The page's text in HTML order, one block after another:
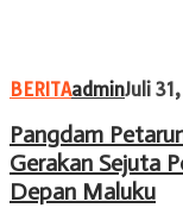
BERITAadminJuli
Pangdam
Gerakan Sejuta
Depan Maluku